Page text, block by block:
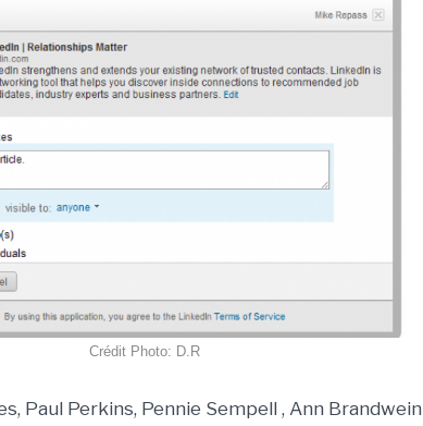
Crédit Photo: D.R
Paul Perkins, Pennie Sempell , Ann Brandwein